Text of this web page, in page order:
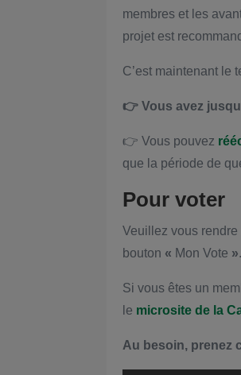
membres et les
projet est
C’est maintenant le
👉 Vous avez
👉 Vous pouvez
que la période de
Pour voter
Veuillez vous
bouton « Mon Vote ».
Si vous êtes un
le microsite de la
Au besoin, prenez